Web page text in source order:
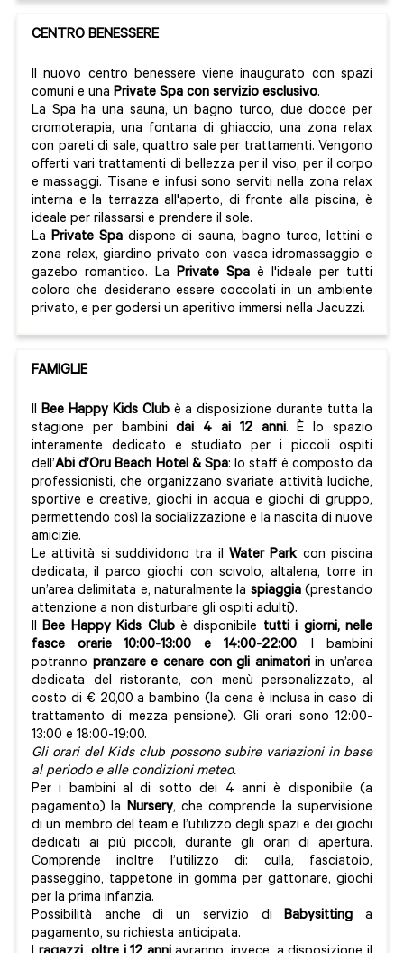
CENTRO BENESSERE
Il nuovo centro benessere viene inaugurato con spazi
comuni e una Private Spa con servizio esclusivo.
La Spa ha una sauna, un bagno turco, due docce per
cromoterapia, una fontana di ghiaccio, una zona relax
con pareti di sale, quattro sale per trattamenti. Vengono
offerti vari trattamenti di bellezza per il viso, per il corpo
e massaggi. Tisane e infusi sono serviti nella zona relax
interna e la terrazza all'aperto, di fronte alla piscina, è
ideale per rilassarsi e prendere il sole.
LaPrivate Spa dispone di sauna, bagno turco, lettini e
zona relax, giardino privato con vasca idromassaggio e
gazebo romantico. La Private Spa è l'ideale per tutti
coloro che desiderano essere coccolati in un ambiente
privato, e per godersi un aperitivo immersi nella Jacuzzi.
FAMIGLIE
Il Bee Happy Kids Clubè a disposizione durante tutta la
stagione per bambinidai 4 ai 12 anni. È lo spazio
interamente dedicato e studiato per i piccoli ospiti
dell’Abi d’Oru Beach Hotel & Spa: lo staff è composto da
professionisti, che organizzano svariate attività ludiche,
sportive e creative, giochi in acqua e giochi di gruppo,
permettendo così la socializzazione e la nascita di nuove
amicizie.
Le attività si suddividono tra il Water Park con piscina
dedicata, il parco giochi con scivolo, altalena, torre in
un’area delimitata e, naturalmente la spiaggia(prestando
attenzione a non disturbare gli ospiti adulti).
IlBee Happy Kids Clubè disponibile tutti i giorni, nelle
fasce orarie 10:00-13:00 e 14:00-22:00. I bambini
potranno pranzare e cenare con gli animatoriin un’area
dedicata del ristorante, con menù personalizzato, al
costo di € 20,00 a bambino (la cena è inclusa in caso di
trattamento di mezza pensione). Gli orari sono 12:00-
13:00 e 18:00-19:00.
Gli orari del Kids club possono subire variazioni in base
al periodo e alle condizioni meteo.
Per i bambini al di sotto dei 4 anni è disponibile (a
pagamento) la Nursery, che comprende la supervisione
di un membro del team e l’utilizzo degli spazi e dei giochi
dedicati ai più piccoli, durante gli orari di apertura.
Comprende inoltre l’utilizzo di: culla, fasciatoio,
passeggino, tappetone in gomma per gattonare, giochi
per la prima infanzia.
Possibilità anche di un servizio diBabysitting a
pagamento, su richiesta anticipata.